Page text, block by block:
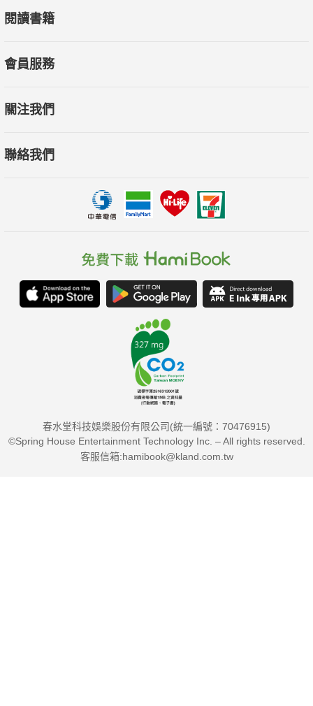
閱讀書籍
會員服務
關注我們
聯絡我們
春水堂科技娛樂股份有限公司(統一編號：70476915)
©Spring House Entertainment Technology Inc. – All rights reserved.
客服信箱:hamibook@kland.com.tw